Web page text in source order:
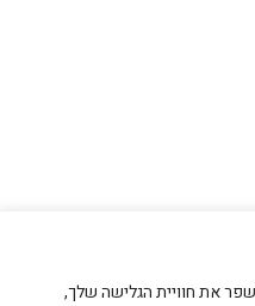
את חוויית הגלישה שלך,